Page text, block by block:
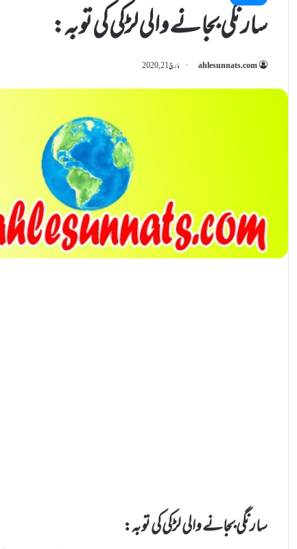
سارنگی بجانے والی لڑکی کی توبہ:
ahlesunnats.com مارچ 21, 2020
سارنگی بجانے والی لڑکی کی توبہ: